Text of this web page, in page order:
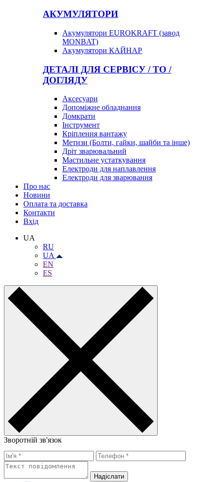
АКУМУЛЯТОРИ
Акумулятори EUROKRAFT (завод
MONBAT)
Акумулятори КАЙНАР
ДЕТАЛІ ДЛЯ СЕРВІСУ / ТО /
ДОГЛЯДУ
Аксесуари
Допоміжне обладнання
Домкрати
Інструмент
Кріплення вантажу
Метизи (Болти, гайки, шайби та інше)
Дріт зварювальний
Мастильне устаткування
Електроди для наплавлення
Електроди для зварювання
Про нас
Новини
Оплата та доставка
Контакти
Вхiд
UA
RU
UA
EN
ES
Зворотній зв'язок
Надiслати